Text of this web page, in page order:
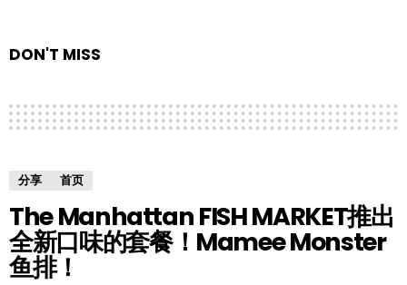
DON'T MISS
分享 首页
The Manhattan FISH MARKET推出
全新口味的套餐！Mamee Monster
鱼排！